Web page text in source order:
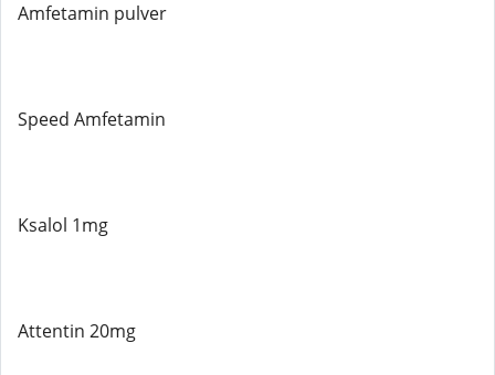
Amfetamin pulver
Speed ​​Amfetamin
Ksalol 1mg
Attentin 20mg